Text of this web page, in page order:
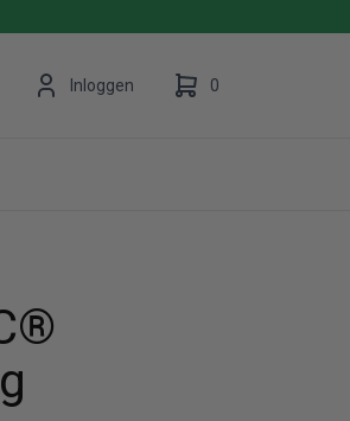
Inloggen 0
producten.